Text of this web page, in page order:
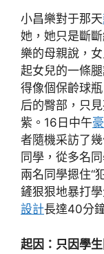
小昌樂對于那天
她，她只是斷
樂的母親說，
起女兒的一條
得像個保齡球
后的臀部，只
紫。16日中午
者隨機采訪了
同學，從多名
兩名同學摁住“
鏟狠狠地暴打
設計長達40分
起因：只因學